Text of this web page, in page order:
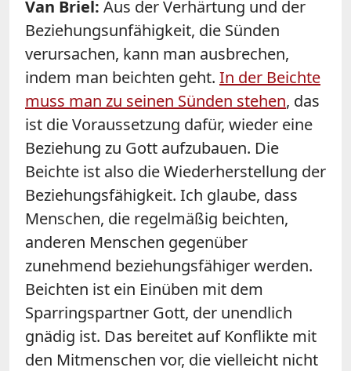
Van Briel: Aus der Verhärtung und der
Beziehungsunfähigkeit, die Sünden
verursachen, kann man ausbrechen,
indem man beichten geht. In der Beichte
muss man zu seinen Sünden stehen, das
ist die Voraussetzung dafür, wieder eine
Beziehung zu Gott aufzubauen. Die
Beichte ist also die Wiederherstellung der
Beziehungsfähigkeit. Ich glaube, dass
Menschen, die regelmäßig beichten,
anderen Menschen gegenüber
zunehmend beziehungsfähiger werden.
Beichten ist ein Einüben mit dem
Sparringspartner Gott, der unendlich
gnädig ist. Das bereitet auf Konflikte mit
den Mitmenschen vor, die vielleicht nicht